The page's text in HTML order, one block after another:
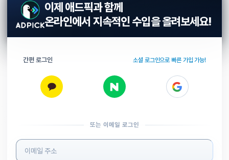
이제 애드픽과 함께
온라인에서 지속적인 수입을 올려보세요!
간편 로그인 소셜 로그인으로 빠른 가입 가능!
또는 이메일 로그인
로그인 정보 입력